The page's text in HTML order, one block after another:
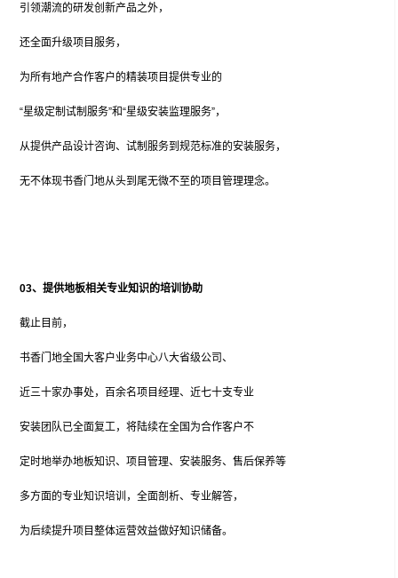
引领潮流的研发创新产品之外，
还全面升级项目服务，
为所有地产合作客户的精装项目提供专业的
“星级定制试制服务”和“星级安装监理服务”，
从提供产品设计咨询、试制服务到规范标准的安装服务，
无不体现书香门地从头到尾无微不至的项目管理理念。
03、提供地板相关专业知识的培训协助
截止目前，
书香门地全国大客户业务中心八大省级公司、
近三十家办事处，百余名项目经理、近七十支专业
安装团队已全面复工，将陆续在全国为合作客户不
定时地举办地板知识、项目管理、安装服务、售后保养等
多方面的专业知识培训，全面剖析、专业解答，
为后续提升项目整体运营效益做好知识储备。